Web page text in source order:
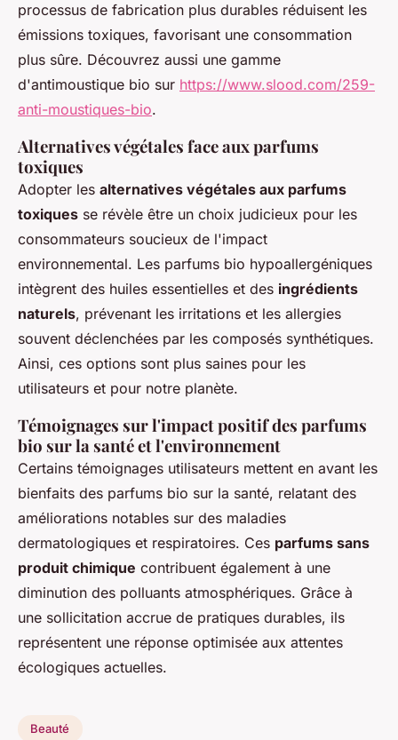
processus de fabrication plus durables réduisent les
émissions toxiques, favorisant une consommation
plus sûre. Découvrez aussi une gamme
d'antimoustique bio sur https://www.slood.com/259-
anti-moustiques-bio.
Alternatives végétales face aux parfums
toxiques
Adopter les alternatives végétales aux parfums
toxiques se révèle être un choix judicieux pour les
consommateurs soucieux de l'impact
environnemental. Les parfums bio hypoallergéniques
intègrent des huiles essentielles et des ingrédients
naturels, prévenant les irritations et les allergies
souvent déclenchées par les composés synthétiques.
Ainsi, ces options sont plus saines pour les
utilisateurs et pour notre planète.
Témoignages sur l'impact positif des parfums
bio sur la santé et l'environnement
Certains témoignages utilisateurs mettent en avant les
bienfaits des parfums bio sur la santé, relatant des
améliorations notables sur des maladies
dermatologiques et respiratoires. Ces parfums sans
produit chimique contribuent également à une
diminution des polluants atmosphériques. Grâce à
une sollicitation accrue de pratiques durables, ils
représentent une réponse optimisée aux attentes
écologiques actuelles.
Beauté